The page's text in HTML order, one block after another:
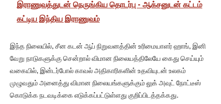
இராணுவத்துடன் நெருங்கிய தொடர்பு - ஆக்சனுடன் கட்டம்
கட்டிய இந்திய இராணுவம்
இந்த நிலையில், சீன கடன் ஆப் நிறுவனத்தின் உரிமையாளர் ஹாங், இனி
வேறு நாடுகளுக்கு சென்றால் விமான நிலையத்திலேயே கைது செய்யும்
வகையில், இன்டர்போல் காவல் அதிகாரிகளின் உதவியுடன் உலகம்
முழுவதும் அனைத்து விமான நிலையங்களுக்கும் லுக் அவுட் நோட்டீஸ்
கொடுக்க நடவடிக்கை எடுக்கப்பட்டுள்ளது குறிப்பிடத்தக்கது.